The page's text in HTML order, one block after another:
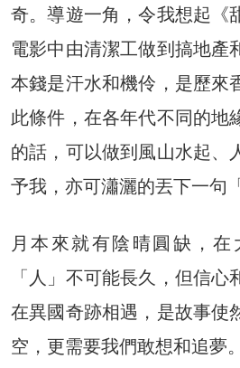
奇。導遊一角，令我想起《
電影中由清潔工做到搞地產
本錢是汗水和機伶，是歷來
此條件，在各年代不同的地
的話，可以做到風山水起、
予我，亦可瀟灑的丟下一句
月本來就有陰晴圓缺，在
「人」不可能長久，但信
在異國奇跡相遇，是故事使
空，更需要我們敢想和追夢。